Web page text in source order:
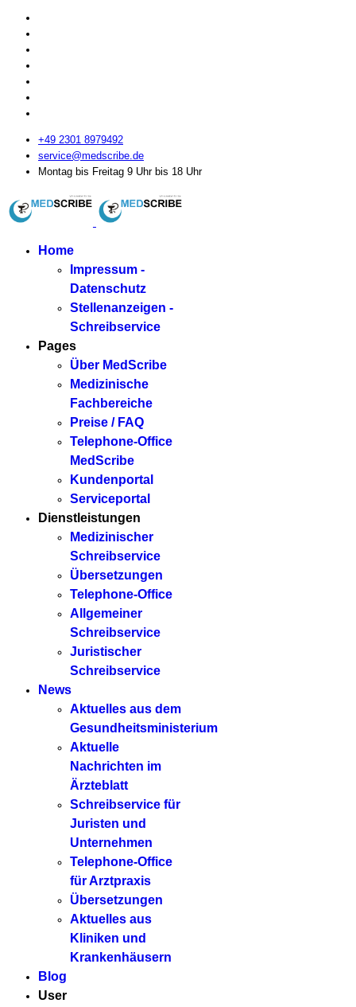
+49 2301 8979492
service@medscribe.de
Montag bis Freitag 9 Uhr bis 18 Uhr
Home
Impressum -
Datenschutz
Stellenanzeigen -
Schreibservice
Pages
Über MedScribe
Medizinische
Fachbereiche
Preise / FAQ
Telephone-Office
MedScribe
Kundenportal
Serviceportal
Dienstleistungen
Medizinischer
Schreibservice
Übersetzungen
Telephone-Office
Allgemeiner
Schreibservice
Juristischer
Schreibservice
News
Aktuelles aus dem
Gesundheitsministerium
Aktuelle
Nachrichten im
Ärzteblatt
Schreibservice für
Juristen und
Unternehmen
Telephone-Office
für Arztpraxis
Übersetzungen
Aktuelles aus
Kliniken und
Krankenhäusern
Blog
User